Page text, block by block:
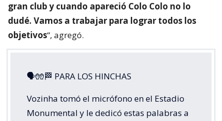
gran club y cuando apareció Colo Colo no lo
dudé. Vamos a trabajar para lograr todos los
objetivos“, agregó.
🗣🧤🏁 PARA LOS HINCHAS
Vozinha tomó el micrófono en el Estadio
Monumental y le dedicó estas palabras a